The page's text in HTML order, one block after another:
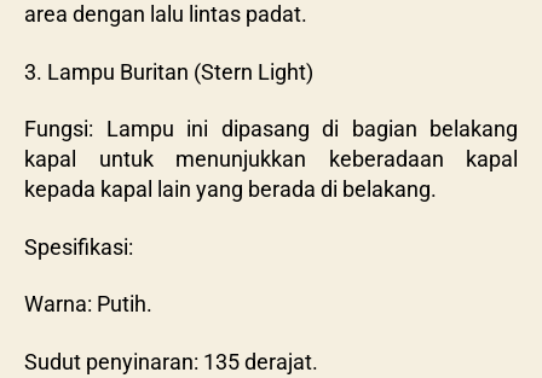
area dengan lalu lintas padat.
3. Lampu Buritan (Stern Light)
Fungsi: Lampu ini dipasang di bagian belakang
kapal untuk menunjukkan keberadaan kapal
kepada kapal lain yang berada di belakang.
Spesifikasi:
Warna: Putih.
Sudut penyinaran: 135 derajat.